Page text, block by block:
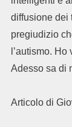
diffusione dei
pregiudizio
l’autismo.
Adesso sa di
Articolo di